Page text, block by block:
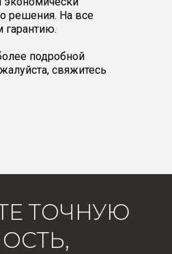
решения. На все
подробной
свяжитесь
ТОЧНУЮ